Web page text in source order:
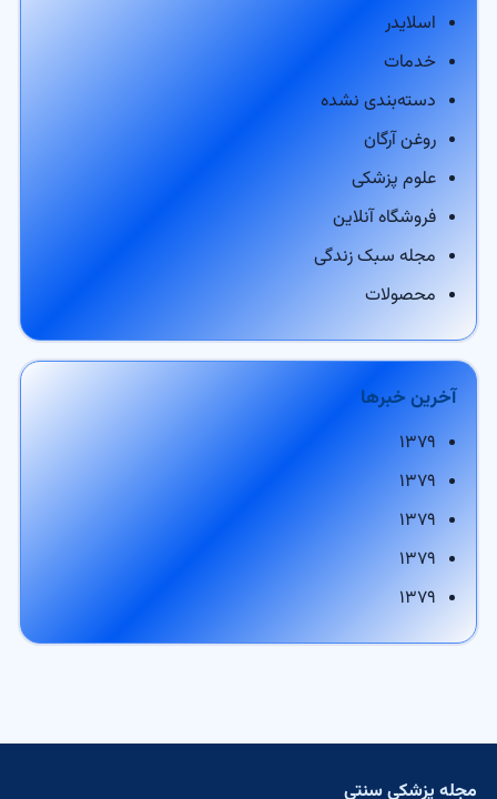
اسلایدر
خدمات
دسته‌بندی نشده
روغن آرگان
علوم پزشکی
فروشگاه آنلاین
مجله سبک زندگی
محصولات
آخرین خبرها
۱۳۷۹
۱۳۷۹
۱۳۷۹
۱۳۷۹
۱۳۷۹
مجله پزشکی سنتی